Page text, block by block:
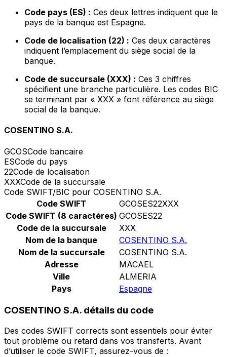
Code pays (ES) : Ces deux lettres indiquent que le
pays de la banque est Espagne.
Code de localisation (22) : Ces deux caractères
indiquent l’emplacement du siège social de la
banque.
Code de succursale (XXX) : Ces 3 chiffres
spécifient une branche particulière. Les codes BIC
se terminant par « XXX » font référence au siège
social de la banque.
COSENTINO S.A.
GCOSCode bancaire
ESCode du pays
22Code de localisation
XXXCode de la succursale
Code SWIFT/BIC pour COSENTINO S.A.
Code SWIFT
GCOSES22XXX
Code SWIFT (8 caractères) GCOSES22
Code de la succursale
XXX
Nom de la banque
COSENTINO S.A.
Nom de la succursale
COSENTINO S.A.
Adresse
MACAEL
Ville
ALMERIA
Pays
Espagne
COSENTINO S.A. détails du code
Des codes SWIFT corrects sont essentiels pour éviter
tout problème ou retard dans vos transferts. Avant
d’utiliser le code SWIFT, assurez-vous de :